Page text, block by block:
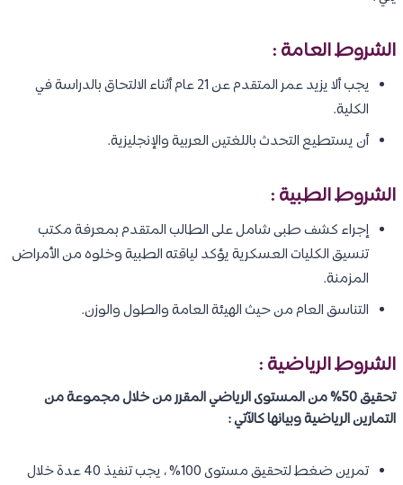
الشروط العامة :
يجب ألا يزيد عمر المتقدم عن 21 عام أثناء الالتحاق بالدراسة في
الكلية.
أن يستطيع التحدث باللغتين العربية والإنجليزية.
الشروط الطبية :
إجراء كشف طبى شامل على الطالب المتقدم بمعرفة مكتب
تنسيق الكليات العسكرية يؤكد لياقته الطبية وخلوه من الأمراض
المزمنة.
التناسق العام من حيث الهيئة العامة والطول والوزن.
الشروط الرياضية :
تحقيق 50% من المستوى الرياضي المقرر من خلال مجموعة من
التمارين الرياضية وبيانها كالآتي :
تمرين ضغط لتحقيق مستوى 100% ، يجب تنفيذ 40 عدة خلال